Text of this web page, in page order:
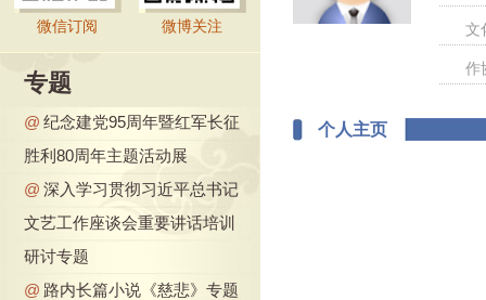
微信订阅 微博关注
专题
@ 纪念建党95周年暨红军长征
胜利80周年主题活动展
@ 深入学习贯彻习近平总书记
文艺工作座谈会重要讲话培训
研讨专题
@ 路内长篇小说《慈悲》专题
文
作
个人主页